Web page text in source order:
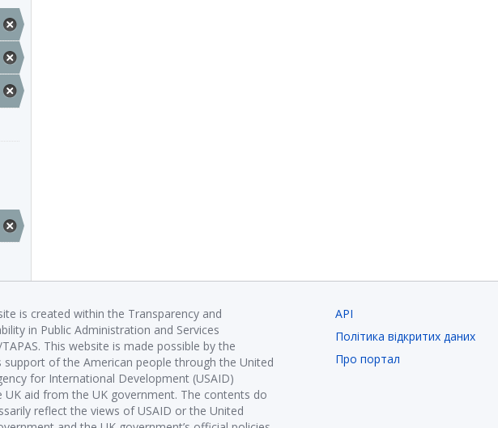
is created within the Transparency and
in Public Administration and Services
This website is made possible by the
support of the American people through the United
for International Development (USAID)
UK aid from the UK government. The contents do
reflect the views of USAID or the United
API
Політика відкритих даних
Про портал